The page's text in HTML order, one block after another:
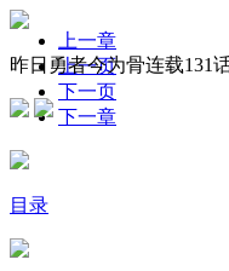
昨日勇者今为骨连载131
上一章
上一页
下一页
下一章
目录